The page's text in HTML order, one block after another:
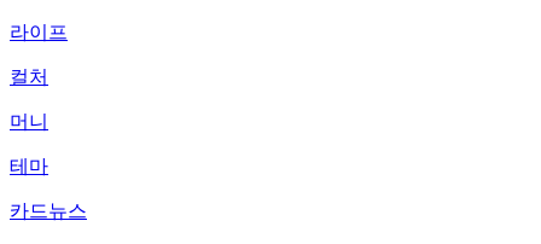
라이프
컬처
머니
테마
카드뉴스